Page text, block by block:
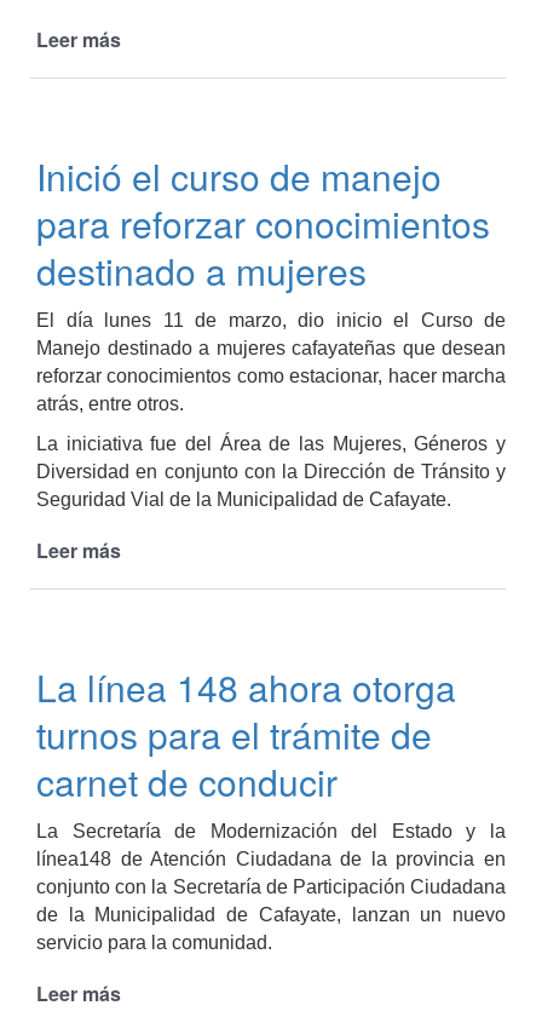
Leer más
de
Mecánica
Ligera
Inició el curso de manejo
para reforzar conocimientos
destinado a mujeres
El día lunes 11 de marzo, dio inicio el Curso de
Manejo destinado a mujeres cafayateñas que desean
reforzar conocimientos como estacionar, hacer marcha
atrás, entre otros.
La iniciativa fue del Área de las Mujeres, Géneros y
Diversidad en conjunto con la Dirección de Tránsito y
Seguridad Vial de la Municipalidad de Cafayate.
Leer más
manejo
para
reforzar
conocimientos
destinado
mujeres
La línea 148 ahora otorga
turnos para el trámite de
carnet de conducir
La Secretaría de Modernización del Estado y la
línea148 de Atención Ciudadana de la provincia en
conjunto con la Secretaría de Participación Ciudadana
de la Municipalidad de Cafayate, lanzan un nuevo
servicio para la comunidad.
Leer más